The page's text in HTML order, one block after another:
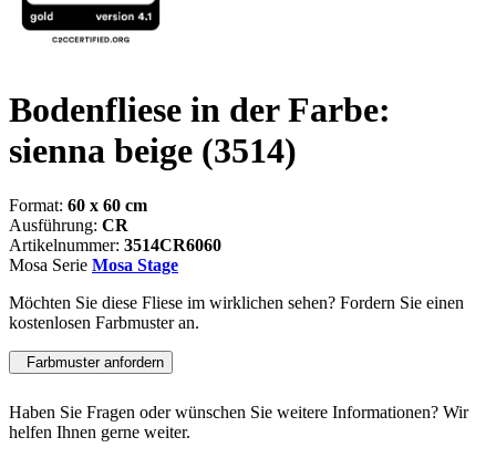
Bodenfliese in der Farbe:
sienna beige (3514)
Format: 60 x 60 cm
Ausführung: CR
Artikelnummer: 3514CR6060
Mosa Serie Mosa Stage
Möchten Sie diese Fliese im wirklichen sehen? Fordern Sie einen
kostenlosen Farbmuster an.
Farbmuster anfordern
Haben Sie Fragen oder wünschen Sie weitere Informationen? Wir
helfen Ihnen gerne weiter.